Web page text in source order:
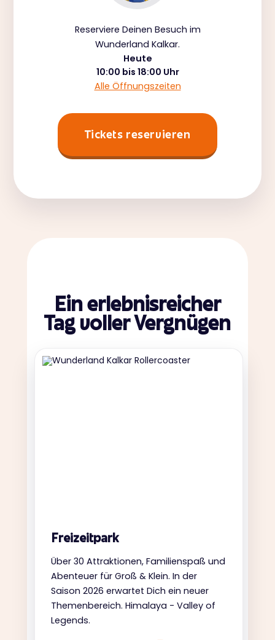
Reserviere Deinen Besuch im
Wunderland Kalkar.
Heute
10:00 bis 18:00 Uhr
Alle Öffnungszeiten
Tickets reservieren
Ein erlebnisreicher
Tag voller Vergnügen
Freizeitpark
Über 30 Attraktionen, Familienspaß und
Abenteuer für Groß & Klein. In der
Saison 2026 erwartet Dich ein neuer
Themenbereich. Himalaya - Valley of
Legends.